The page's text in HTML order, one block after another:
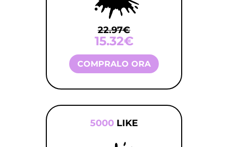
22.97€
15.32€
COMPRALO ORA
5000LIKE